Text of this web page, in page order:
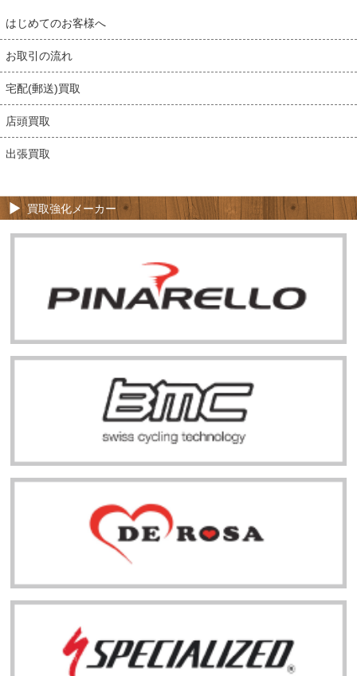
はじめてのお客様へ
お取引の流れ
宅配(郵送)買取
店頭買取
出張買取
買取強化メーカー